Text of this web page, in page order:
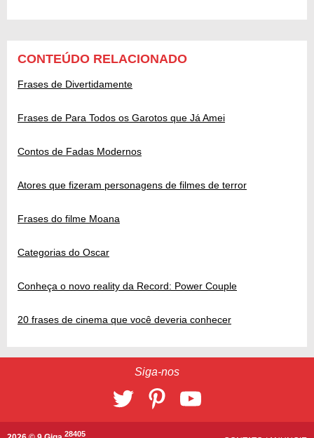
CONTEÚDO RELACIONADO
Frases de Divertidamente
Frases de Para Todos os Garotos que Já Amei
Contos de Fadas Modernos
Atores que fizeram personagens de filmes de terror
Frases do filme Moana
Categorias do Oscar
Conheça o novo reality da Record: Power Couple
20 frases de cinema que você deveria conhecer
Siga-nos
28405